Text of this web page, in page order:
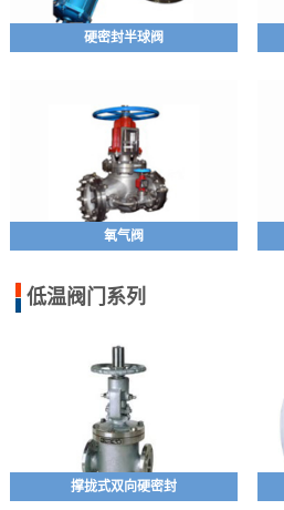
硬密封半球阀
氧气阀
低温阀门系列
撑拢式双向硬密封